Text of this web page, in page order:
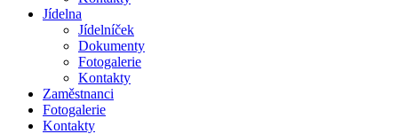
Jídelna
Jídelníček
Dokumenty
Fotogalerie
Kontakty
Zaměstnanci
Fotogalerie
Kontakty